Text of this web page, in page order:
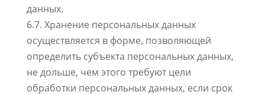
данных.
6.7. Хранение персональных данных
осуществляется в форме, позволяющей
определить субъекта персональных данных,
не дольше, чем этого требуют цели
обработки персональных данных, если срок